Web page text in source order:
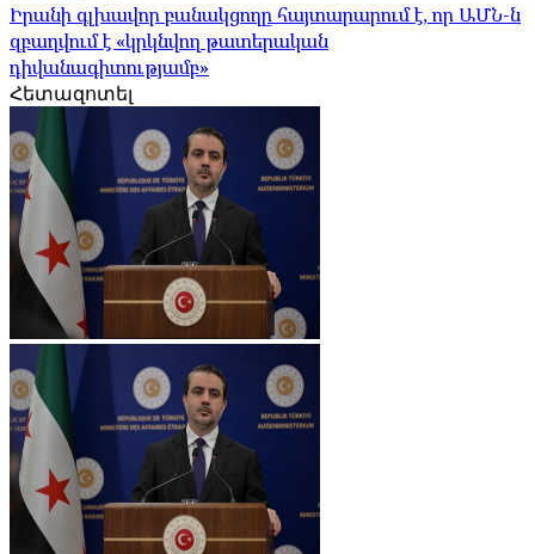
Իրանի գլխավոր բանակցողը հայտարարում է, որ ԱՄՆ-ն
զբաղվում է «կրկնվող թատերական
դիվանագիտությամբ»
Հետազոտել